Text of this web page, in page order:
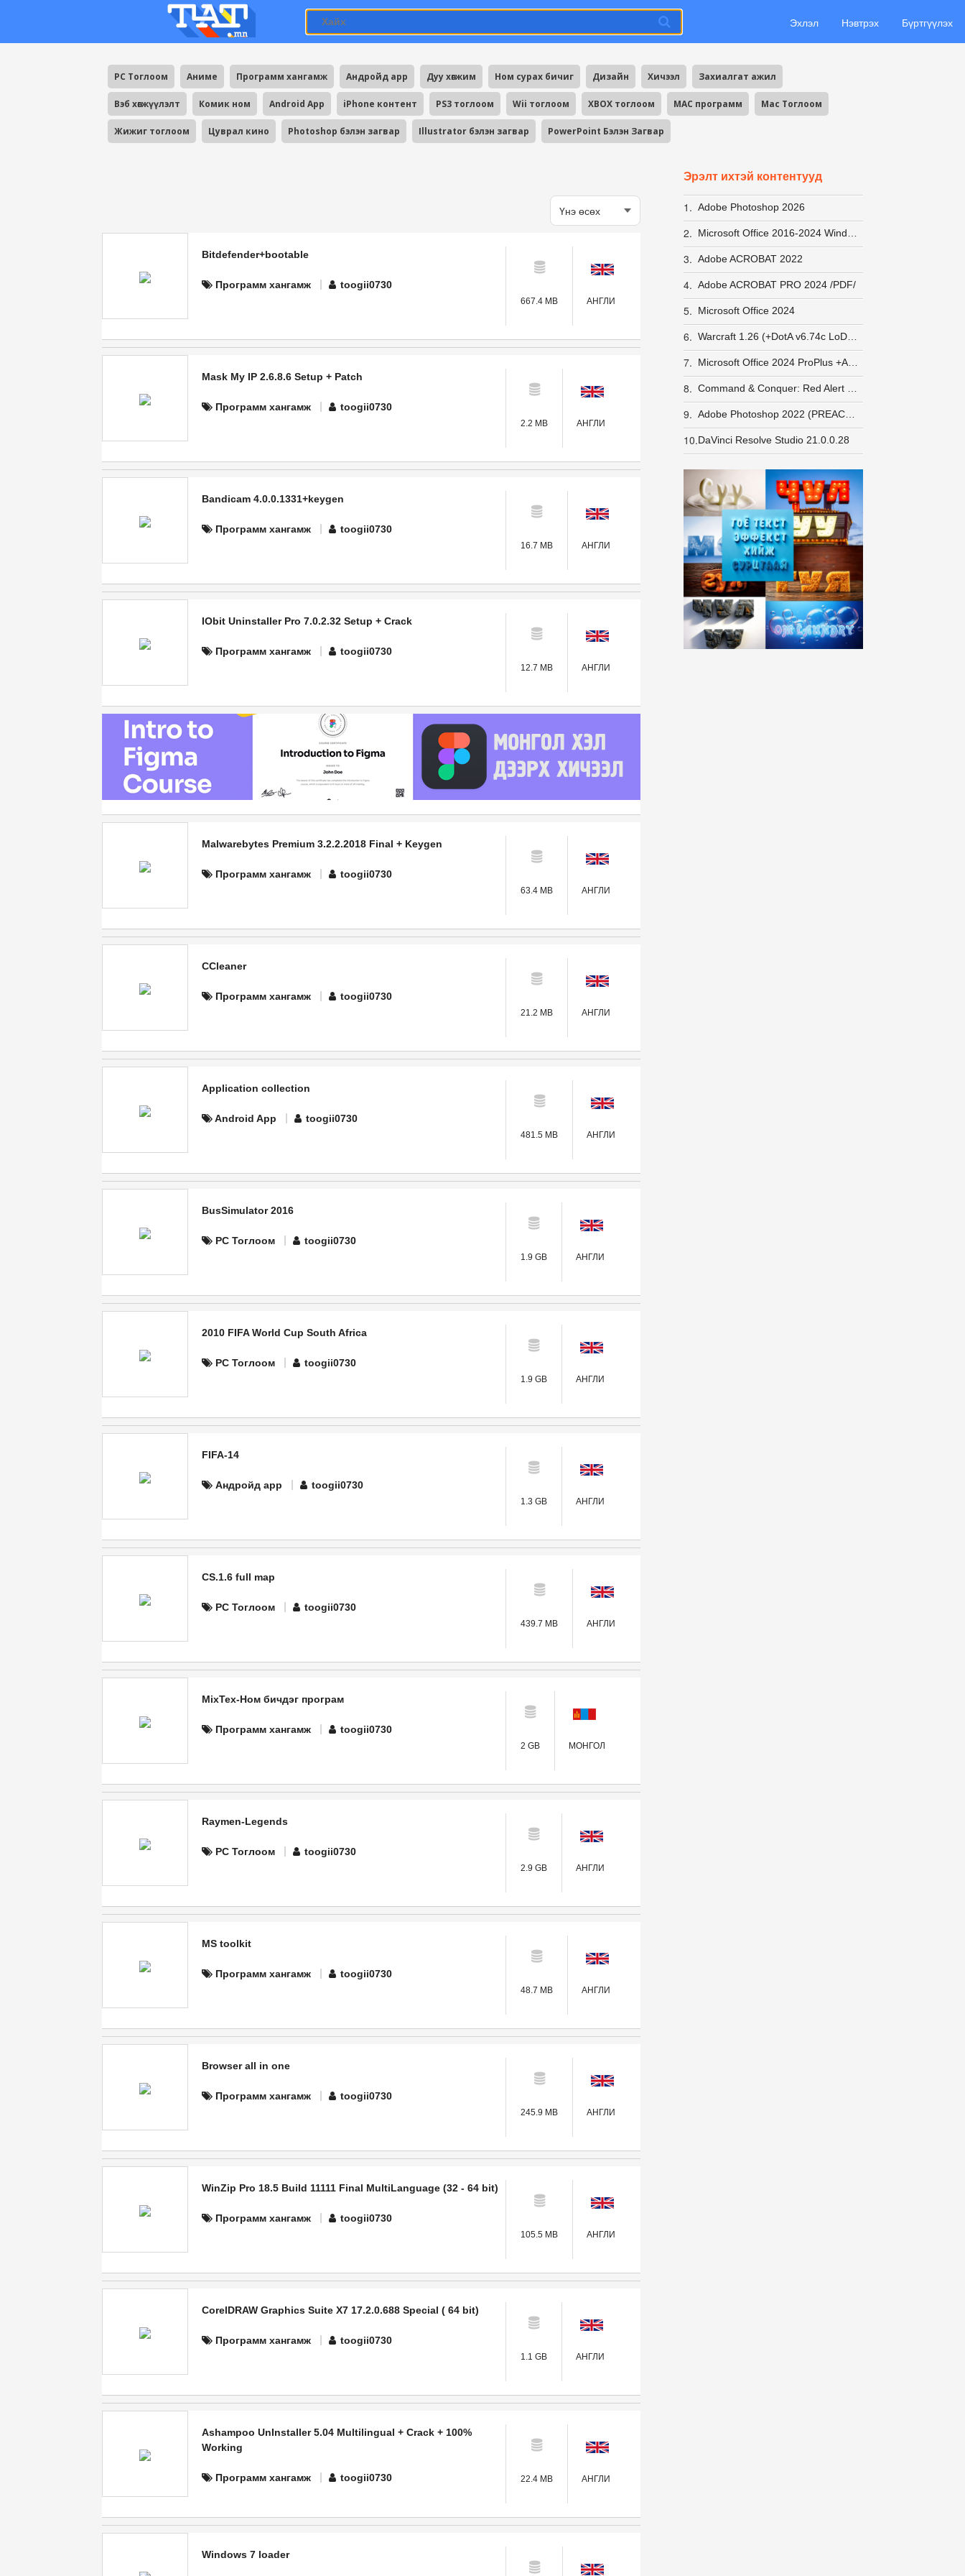
Эхлэл Нэвтрэх Бүртгүүлэх
PC Тоглоом Аниме Программ хангамж Андройд app Дуу хөгжим Ном сурах бичиг Дизайн Хичээл Захиалгат ажил
Вэб хөгжүүлэлт Комик ном Android App iPhone контент PS3 тоглоом Wii тоглоом XBOX тоглоом MAC программ Mac Тоглоом
Жижиг тоглоом Цуврал кино Photoshop бэлэн загвар Illustrator бэлэн загвар PowerPoint Бэлэн Загвар
Bitdefender+bootable
Программ хангамж toogii0730
667.4 MB АНГЛИ
Mask My IP 2.6.8.6 Setup + Patch
Программ хангамж toogii0730
2.2 MB АНГЛИ
Bandicam 4.0.0.1331+keygen
Программ хангамж toogii0730
16.7 MB АНГЛИ
IObit Uninstaller Pro 7.0.2.32 Setup + Crack
Программ хангамж toogii0730
12.7 MB АНГЛИ
Malwarebytes Premium 3.2.2.2018 Final + Keygen
Программ хангамж toogii0730
63.4 MB АНГЛИ
CCleaner
Программ хангамж toogii0730
21.2 MB АНГЛИ
Application collection
Android App toogii0730
481.5 MB АНГЛИ
BusSimulator 2016
PC Тоглоом toogii0730
1.9 GB АНГЛИ
2010 FIFA World Cup South Africa
PC Тоглоом toogii0730
1.9 GB АНГЛИ
FIFA-14
Андройд app toogii0730
1.3 GB АНГЛИ
CS.1.6 full map
PC Тоглоом toogii0730
439.7 MB АНГЛИ
MixTex-Ном бичдэг програм
Программ хангамж toogii0730
2 GB МОНГОЛ
Raymen-Legends
PC Тоглоом toogii0730
2.9 GB АНГЛИ
MS toolkit
Программ хангамж toogii0730
48.7 MB АНГЛИ
Browser all in one
Программ хангамж toogii0730
245.9 MB АНГЛИ
WinZip Pro 18.5 Build 11111 Final MultiLanguage (32 - 64 bit)
Программ хангамж toogii0730
105.5 MB АНГЛИ
CorelDRAW Graphics Suite X7 17.2.0.688 Special ( 64 bit)
Программ хангамж toogii0730
1.1 GB АНГЛИ
Ashampoo UnInstaller 5.04 Multilingual + Crack + 100%
Working
Программ хангамж toogii0730 22.4 MB АНГЛИ
Windows 7 loader
Эрэлт ихтэй контентууд
1. Adobe Photoshop 2026
2.
3. Adobe ACROBAT 2022
4. Adobe ACROBAT PRO 2024 /PDF/
5. Microsoft Office 2024
6.
7.
8.
9.
10.DaVinci Resolve Studio 21.0.0.28